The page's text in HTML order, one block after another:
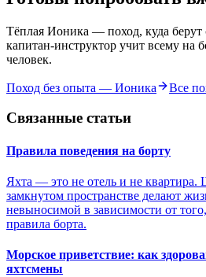
Тёплая Ионика — поход, куда берут
капитан-инструктор учит всему на
человек.
Поход без опыта — Ионика Все
Связанные статьи
Правила поведения на борту
Яхта — это не отель и не квартира.
замкнутом пространстве делают
невыносимой в зависимости от
правила борта.
Морское приветствие: как
яхтсмены